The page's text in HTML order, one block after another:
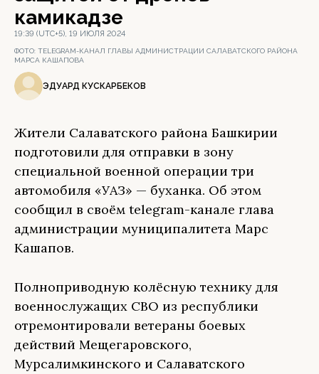
камикадзе
19:39 (UTC+5), 19 ИЮЛЯ 2024
ФОТО: TELEGRAM-КАНАЛ ГЛАВЫ АДМИНИСТРАЦИИ САЛАВАТСКОГО РАЙОНА
МАРСА КАШАПОВА
ЭДУАРД КУСКАРБЕКОВ
Жители Салаватского района Башкирии
подготовили для отправки в зону
специальной военной операции три
автомобиля «УАЗ» — буханка. Об этом
сообщил в своём telegram-канале глава
администрации муниципалитета Марс
Кашапов.
Полноприводную колёсную технику для
военнослужащих СВО из республики
отремонтировали ветераны боевых
действий Мещегаровского,
Мурсалимкинского и Салаватского